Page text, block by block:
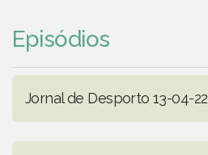
Episódios
Jornal de Desporto 13-04-22